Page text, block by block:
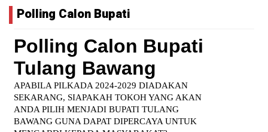
Polling Calon Bupati